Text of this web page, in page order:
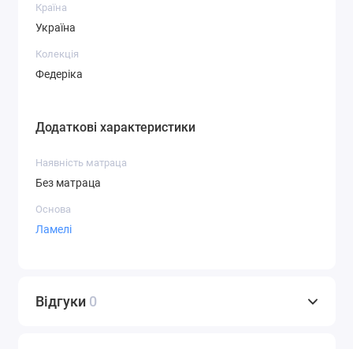
Країна
Україна
Колекція
Федеріка
Додаткові характеристики
Наявність матраца
Без матраца
Основа
Ламелі
Відгуки 0